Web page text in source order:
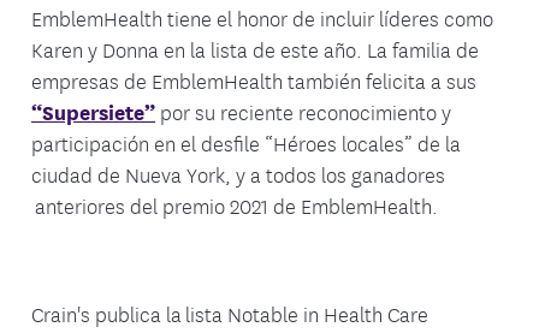
EmblemHealth tiene el honor de incluir líderes como
Karen y Donna en la lista de este año. La familia de
empresas de EmblemHealth también felicita a sus
“Supersiete” por su reciente reconocimiento y
participación en el desfile “Héroes locales” de la
ciudad de Nueva York, y a todos los ganadores
anteriores del premio 2021 de EmblemHealth.
Crain's publica la lista Notable in Health Care